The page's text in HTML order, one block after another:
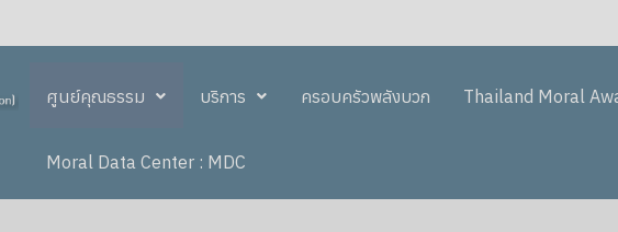
ศูนย์คุณธรรม บริการ ครอบครัวพลังบวก Thailand Moral
Moral Data Center : MDC